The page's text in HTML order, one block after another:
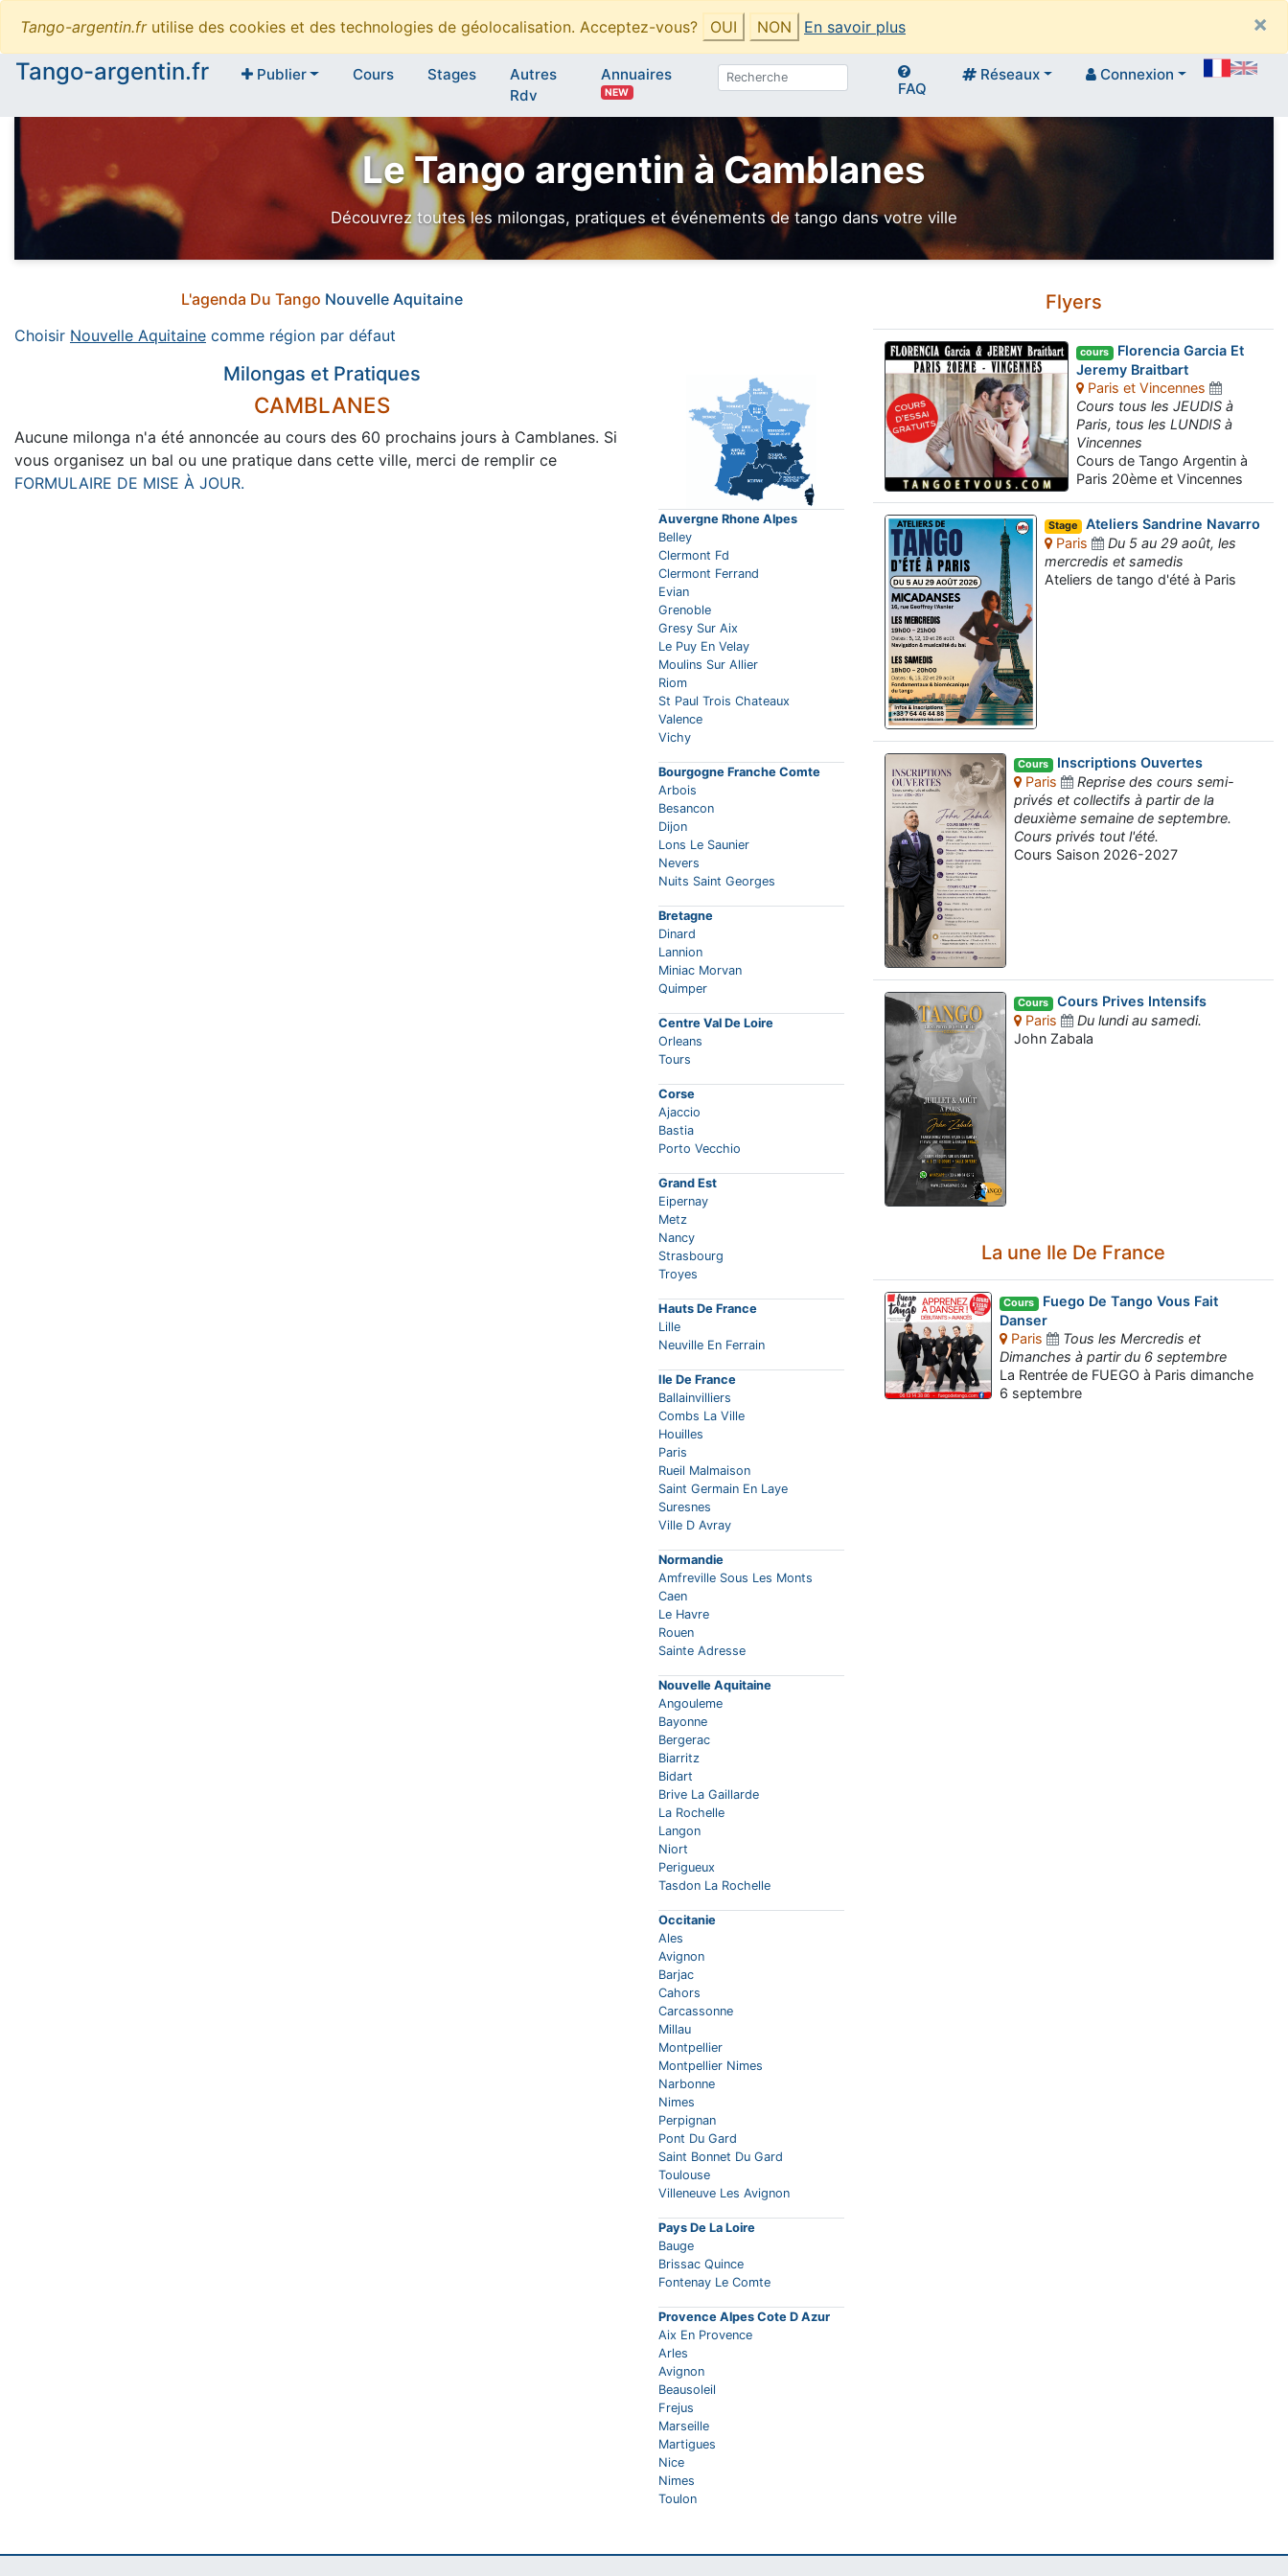
Tango-argentin.frutilise des cookies et des technologies de géolocalisation. Acceptez-vous? OUI NON En savoir plus
×
Tango-argentin.fr
Publier Cours Stages
Autres
Rdv
Annuaires
NEW FAQ
Réseaux Connexion
Le Tango argentin à Camblanes
Découvrez toutes les milongas, pratiques et événements de tango dans votre ville
L'agenda Du Tango Nouvelle Aquitaine
Choisir Nouvelle Aquitaine comme région par défaut
Milongas et Pratiques
CAMBLANES
Aucune milonga n'a été annoncée au cours des 60 prochains jours à Camblanes. Si
vous organisez un bal ou une pratique dans cette ville, merci de remplir ce
FORMULAIRE DE MISE À JOUR.
Auvergne Rhone Alpes
Belley
Clermont Fd
Clermont Ferrand
Evian
Grenoble
Gresy Sur Aix
Le Puy En Velay
Moulins Sur Allier
Riom
St Paul Trois Chateaux
Valence
Vichy
Bourgogne Franche Comte
Arbois
Besancon
Dijon
Lons Le Saunier
Nevers
Nuits Saint Georges
Bretagne
Dinard
Lannion
Miniac Morvan
Quimper
Centre Val De Loire
Orleans
Tours
Corse
Ajaccio
Bastia
Porto Vecchio
Grand Est
Eipernay
Metz
Nancy
Strasbourg
Troyes
Hauts De France
Lille
Neuville En Ferrain
Ile De France
Ballainvilliers
Combs La Ville
Houilles
Paris
Rueil Malmaison
Saint Germain En Laye
Suresnes
Ville D Avray
Normandie
Amfreville Sous Les Monts
Caen
Le Havre
Rouen
Sainte Adresse
Nouvelle Aquitaine
Angouleme
Bayonne
Bergerac
Biarritz
Bidart
Brive La Gaillarde
La Rochelle
Langon
Niort
Perigueux
Tasdon La Rochelle
Occitanie
Ales
Avignon
Barjac
Cahors
Carcassonne
Millau
Montpellier
Montpellier Nimes
Narbonne
Nimes
Perpignan
Pont Du Gard
Saint Bonnet Du Gard
Toulouse
Villeneuve Les Avignon
Pays De La Loire
Bauge
Brissac Quince
Fontenay Le Comte
Provence Alpes Cote D Azur
Aix En Provence
Arles
Avignon
Beausoleil
Frejus
Marseille
Martigues
Nice
Nimes
Toulon
Flyers
cours Florencia Garcia Et
Jeremy Braitbart
Paris et Vincennes
Cours tous les JEUDIS à
Paris, tous les LUNDIS à
Vincennes
Cours de Tango Argentin à
Paris 20ème et Vincennes
Stage Ateliers Sandrine Navarro
Paris
Du 5 au 29 août, les
mercredis et samedis
Ateliers de tango d'été à Paris
Cours Inscriptions Ouvertes
Paris
Reprise des cours semi-
privés et collectifs à partir de la
deuxième semaine de septembre.
Cours privés tout l'été.
Cours Saison 2026-2027
Cours Cours Prives Intensifs
Paris
Du lundi au samedi.
John Zabala
La une Ile De France
Cours Fuego De Tango Vous Fait
Danser
Paris
Tous les Mercredis et
Dimanches à partir du 6 septembre
La Rentrée de FUEGO à Paris dimanche
6 septembre